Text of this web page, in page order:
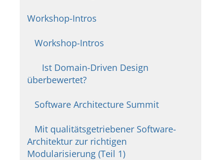
Workshop-Intros
Workshop-Intros
Ist Domain-Driven Design
überbewertet?
Software Architecture Summit
Mit qualitätsgetriebener Software-
Architektur zur richtigen
Modularisierung (Teil 1)